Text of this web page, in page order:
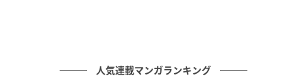
人気連載マンガランキング